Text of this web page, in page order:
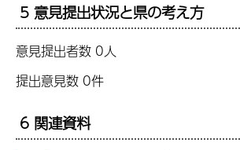
5 意見提出状況と県の考え方
意見提出者数 0人
提出意見数 0件
6 関連資料